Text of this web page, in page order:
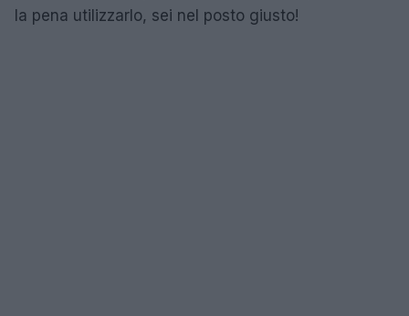
la pena utilizzarlo, sei nel posto giusto!